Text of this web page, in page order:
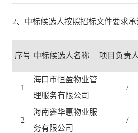
2、中标候选人按照招标文件要求
序号 中标候选人名称 项目负责
1
海口市恒盈物业管
理服务有限公司
/
2
海南鑫华惠物业服
务有限公司
/